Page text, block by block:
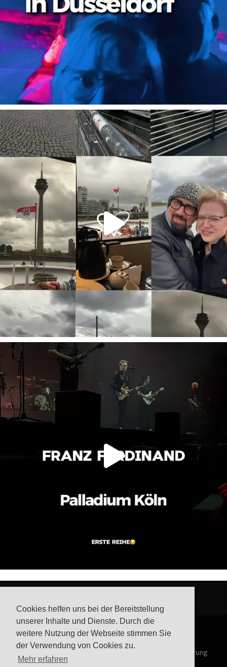
Cookies helfen uns bei der Bereitstellung
unserer Inhalte und Dienste. Durch die
weitere Nutzung der Webseite stimmen Sie
der Verwendung von Cookies zu.
Mehr erfahren
© Steffis Schreibsicht 2026 Datenschutzerklärung